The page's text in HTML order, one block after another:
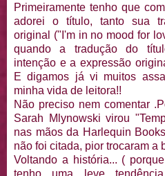
Primeiramente tenho que
adorei o título, tanto sua
original ("I'm in no mood for
quando a tradução do
intenção e a expressão
E digamos já vi muitos
minha vida de leitora!!
Não preciso nem comentar
Sarah Mlynowski virou
nas mãos da Harlequin
não foi citada, pior trocaram a
Voltando a história... (
tenho uma leve